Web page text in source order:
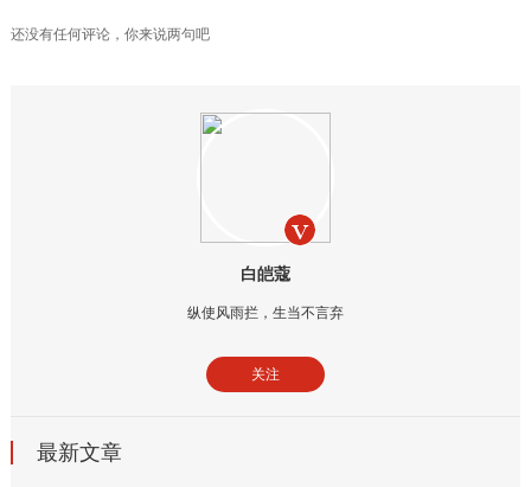
还没有任何评论，你来说两句吧
白皑蔻
纵使风雨拦，生当不言弃
关注
最新文章